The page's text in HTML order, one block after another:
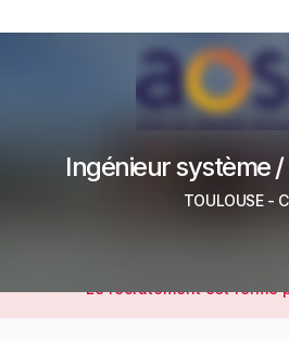
Ingénieur système
TOULOUSE -
Le recrutement est fermé